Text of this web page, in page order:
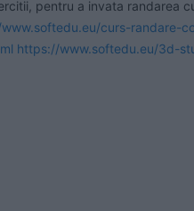
curs-randare-
https://www.softedu.eu/3d-